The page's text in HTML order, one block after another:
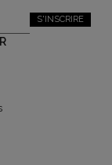
S'INSCRIRE